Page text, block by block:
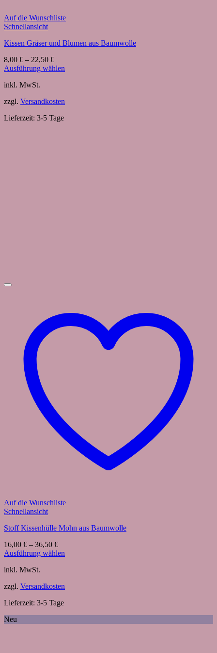
Auf die Wunschliste
Schnellansicht
Kissen Gräser und Blumen aus Baumwolle
8,00 € – 22,50 €
Ausführung wählen
Produkt
mehrere
auf.
inkl. MwSt.
zzgl. Versandkosten
Lieferzeit: 3-5 Tage
Auf die Wunschliste
Schnellansicht
Stoff Kissenhülle Mohn aus Baumwolle
16,00 € – 36,50 €
Ausführung wählen
Produkt
mehrere
auf.
Die
Optionen
inkl. MwSt.
zzgl. Versandkosten
Lieferzeit: 3-5 Tage
Neu